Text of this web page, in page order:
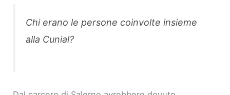
Chi erano le persone coinvolte insieme
alla Cunial?